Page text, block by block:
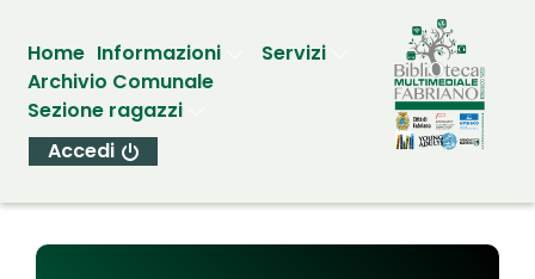
Home Informazioni
Servizi
Archivio Comunale
Sezione ragazzi
Accedi